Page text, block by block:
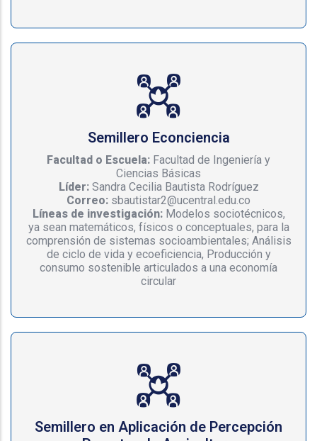
Semillero Econciencia
Facultad o Escuela: Facultad de Ingeniería y
Ciencias Básicas
Líder:Sandra Cecilia Bautista Rodríguez
Correo: sbautistar2@ucentral.edu.co
Líneas de investigación:Modelos sociotécnicos,
ya sean matemáticos, físicos o conceptuales, para la
comprensión de sistemas socioambientales; Análisis
de ciclo de vida y ecoeficiencia, Producción y
consumo sostenible articulados a una economía
circular
Semillero en Aplicación de Percepción